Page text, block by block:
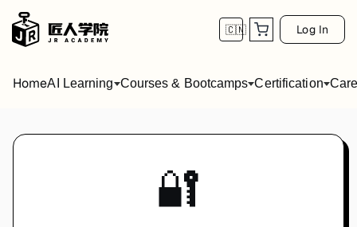
🇨🇳 Log In
HomeAI Learning Courses & Bootcamps Certification
🔐